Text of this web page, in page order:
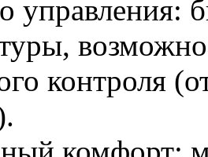
управления:
контроля